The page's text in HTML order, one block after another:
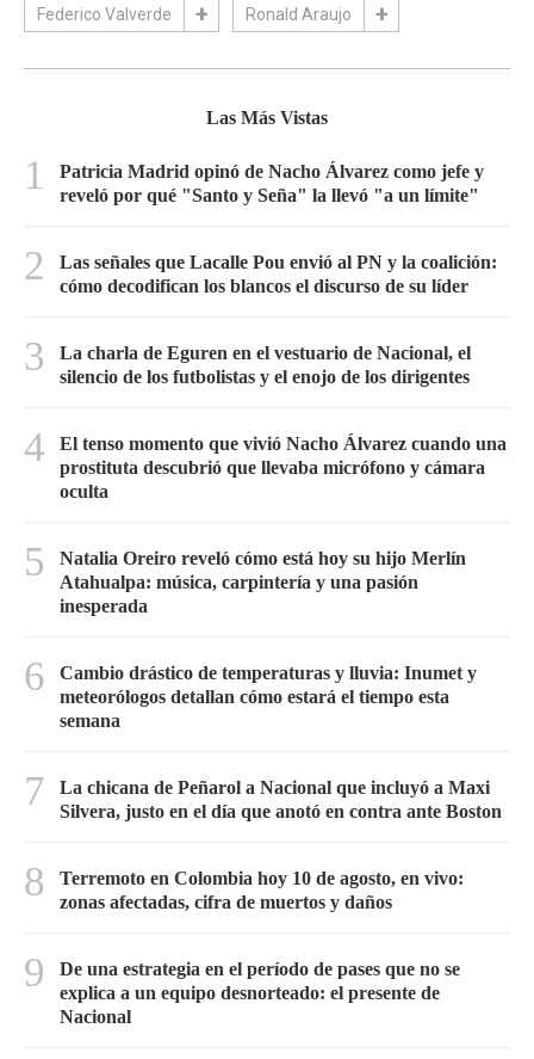
Federico Valverde Ronald Araujo
Las Más Vistas
1
Patricia Madrid opinó de Nacho Álvarez como jefe y
reveló por qué "Santo y Seña" la llevó "a un límite"
2
Las señales que Lacalle Pou envió al PN y la coalición:
cómo decodifican los blancos el discurso de su líder
3
La charla de Eguren en el vestuario de Nacional, el
silencio de los futbolistas y el enojo de los dirigentes
4
El tenso momento que vivió Nacho Álvarez cuando una
prostituta descubrió que llevaba micrófono y cámara
oculta
5
Natalia Oreiro reveló cómo está hoy su hijo Merlín
Atahualpa: música, carpintería y una pasión
inesperada
6
Cambio drástico de temperaturas y lluvia: Inumet y
meteorólogos detallan cómo estará el tiempo esta
semana
7
La chicana de Peñarol a Nacional que incluyó a Maxi
Silvera, justo en el día que anotó en contra ante Boston
8
Terremoto en Colombia hoy 10 de agosto, en vivo:
zonas afectadas, cifra de muertos y daños
9
De una estrategia en el período de pases que no se
explica a un equipo desnorteado: el presente de
Nacional